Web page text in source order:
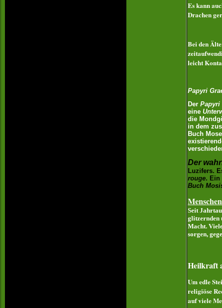
Es kann
Drachen
Bei den
leicht
Papyri
Der Papyri
eine
die
in dem
Buch
Der
Luzifers.
rouge. Ein
Buch
Seit
glitzernden
Macht.
sorgen,
Heilkraft
Um edle
religiöse
auf viele